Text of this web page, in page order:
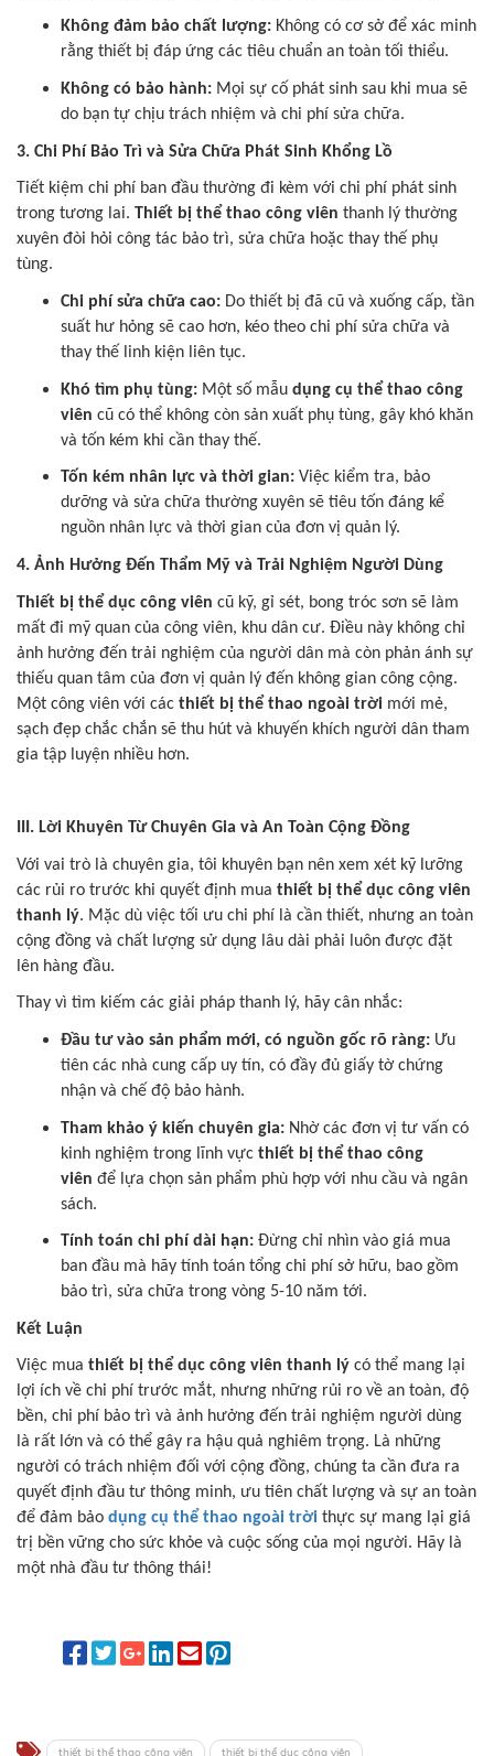
Không đảm bảo chất lượng: Không có cơ sở để xác minh
rằng thiết bị đáp ứng các tiêu chuẩn an toàn tối thiểu.
Không có bảo hành: Mọi sự cố phát sinh sau khi mua sẽ
do bạn tự chịu trách nhiệm và chi phí sửa chữa.
3. Chi Phí Bảo Trì và Sửa Chữa Phát Sinh Khổng Lồ
Tiết kiệm chi phí ban đầu thường đi kèm với chi phí phát sinh
trong tương lai. Thiết bị thể thao công viên thanh lý thường
xuyên đòi hỏi công tác bảo trì, sửa chữa hoặc thay thế phụ
tùng.
Chi phí sửa chữa cao: Do thiết bị đã cũ và xuống cấp, tần
suất hư hỏng sẽ cao hơn, kéo theo chi phí sửa chữa và
thay thế linh kiện liên tục.
Khó tìm phụ tùng: Một số mẫu dụng cụ thể thao công
viên cũ có thể không còn sản xuất phụ tùng, gây khó khăn
và tốn kém khi cần thay thế.
Tốn kém nhân lực và thời gian: Việc kiểm tra, bảo
dưỡng và sửa chữa thường xuyên sẽ tiêu tốn đáng kể
nguồn nhân lực và thời gian của đơn vị quản lý.
4. Ảnh Hưởng Đến Thẩm Mỹ và Trải Nghiệm Người Dùng
Thiết bị thể dục công viên cũ kỹ, gỉ sét, bong tróc sơn sẽ làm
mất đi mỹ quan của công viên, khu dân cư. Điều này không chỉ
ảnh hưởng đến trải nghiệm của người dân mà còn phản ánh sự
thiếu quan tâm của đơn vị quản lý đến không gian công cộng.
Một công viên với các thiết bị thể thao ngoài trời mới mẻ,
sạch đẹp chắc chắn sẽ thu hút và khuyến khích người dân tham
gia tập luyện nhiều hơn.
III. Lời Khuyên Từ Chuyên Gia và An Toàn Cộng Đồng
Với vai trò là chuyên gia, tôi khuyên bạn nên xem xét kỹ lưỡng
các rủi ro trước khi quyết định mua thiết bị thể dục công viên
thanh lý. Mặc dù việc tối ưu chi phí là cần thiết, nhưng an toàn
cộng đồng và chất lượng sử dụng lâu dài phải luôn được đặt
lên hàng đầu.
Thay vì tìm kiếm các giải pháp thanh lý, hãy cân nhắc:
Đầu tư vào sản phẩm mới, có nguồn gốc rõ ràng: Ưu
tiên các nhà cung cấp uy tín, có đầy đủ giấy tờ chứng
nhận và chế độ bảo hành.
Tham khảo ý kiến chuyên gia: Nhờ các đơn vị tư vấn có
kinh nghiệm trong lĩnh vực thiết bị thể thao công
viên để lựa chọn sản phẩm phù hợp với nhu cầu và ngân
sách.
Tính toán chi phí dài hạn: Đừng chỉ nhìn vào giá mua
ban đầu mà hãy tính toán tổng chi phí sở hữu, bao gồm
bảo trì, sửa chữa trong vòng 5-10 năm tới.
Kết Luận
Việc mua thiết bị thể dục công viên thanh lý có thể mang lại
lợi ích về chi phí trước mắt, nhưng những rủi ro về an toàn, độ
bền, chi phí bảo trì và ảnh hưởng đến trải nghiệm người dùng
là rất lớn và có thể gây ra hậu quả nghiêm trọng. Là những
người có trách nhiệm đối với cộng đồng, chúng ta cần đưa ra
quyết định đầu tư thông minh, ưu tiên chất lượng và sự an toàn
để đảm bảo dụng cụ thể thao ngoài trời thực sự mang lại giá
trị bền vững cho sức khỏe và cuộc sống của mọi người. Hãy là
một nhà đầu tư thông thái!
thiết bị thể thao công viên thiết bị thể dục công viên